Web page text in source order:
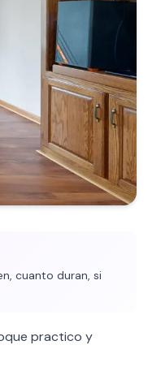
cuanto duran, si
practico y